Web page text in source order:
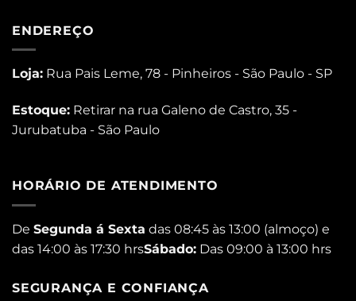
ENDEREÇO
Loja: Rua Pais Leme, 78 - Pinheiros - São Paulo - SP
Estoque: Retirar na rua Galeno de Castro, 35 -
Jurubatuba - São Paulo
HORÁRIO DE ATENDIMENTO
De Segunda á Sexta das 08:45 às 13:00 (almoço) e
das 14:00 às 17:30 hrsSábado: Das 09:00 à 13:00 hrs
SEGURANÇA E CONFIANÇA